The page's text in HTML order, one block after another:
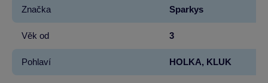
Značka Sparkys
Věk od 3
Pohlaví HOLKA, KLUK